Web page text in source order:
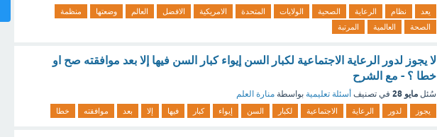
يعد نظام الرعاية الصحية الولايات المتحدة الامريكية الافضل العالم وضعتها
منظمة
الصحة
العالمية المرتبة
لا يجوز لدور الرعاية الاجتماعية لكبار السن إيواء كبار السن فيها إلا بعد موافقته صح او
خطا ؟ - مع الشرح
سُئل مايو 28 في تصنيف أسئلة تعليمية بواسطة منارة العلم
يجوز لدور الرعاية الاجتماعية لكبار السن إيواء كبار فيها إلا بعد موافقته خطا